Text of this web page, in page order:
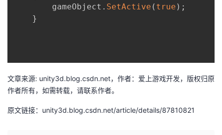
        gameObject
. SetActive ( true ) ;
}
文章来源: unity3d.blog.csdn.net，作者：爱上游戏开发，版权归原
作者所有，如需转载，请联系作者。
原文链接：unity3d.blog.csdn.net/article/details/87810821